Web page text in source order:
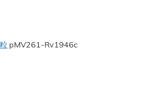
pMV261-Rv1946c